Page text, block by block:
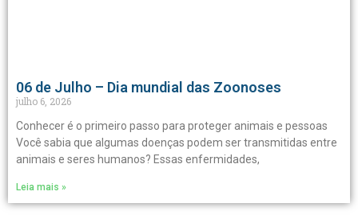
06 de Julho – Dia mundial das Zoonoses
julho 6, 2026
Conhecer é o primeiro passo para proteger animais e pessoas
Você sabia que algumas doenças podem ser transmitidas entre
animais e seres humanos? Essas enfermidades,
Leia mais »